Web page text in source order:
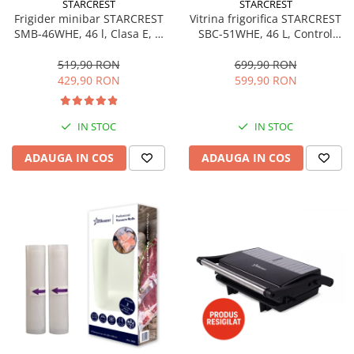
Aspiratoare
Mopuri electrice cu abur
Cantare corporale
Ingrijire tesaturi
Statii de calcat
Masini de cusut
Ondulatoare
Periute de dinti electrice
Pile electrice
Placi de indreptat parul
Plite
Preparare alimente
STARCREST
Frigider minibar STARCREST
SMB-46WHE, 46 l, Clasa E, H
519,90 RON
429,90 RON
IN STOC
ADAUGA IN COS
STARCREST
Vitrina frigorifica STARCREST
SBC-51WHE, 46 L, Control
48.8 cm, Alb
699,90 RON
599,90 RON
IN STOC
ADAUGA IN COS